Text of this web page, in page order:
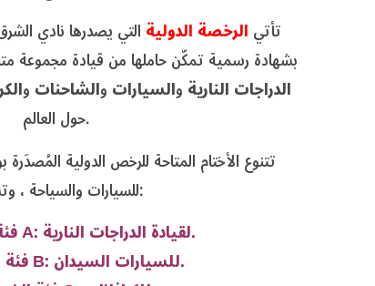
تأتيالرخصة الدوليةالتي يصدرها نادي
بشهادة رسمية تمكّن حاملها من قيادة مجموعة
الدراجات الناريةوالسياراتوالشاحناتو
حول العالم.
تتنوع الأختام المتاحة للرخص الدولية
للسيارات والسياحة ، وتشمل:
فئة الختم A: لقيادة الدراجات النارية.
فئة الختم B: للسيارات السيدان.